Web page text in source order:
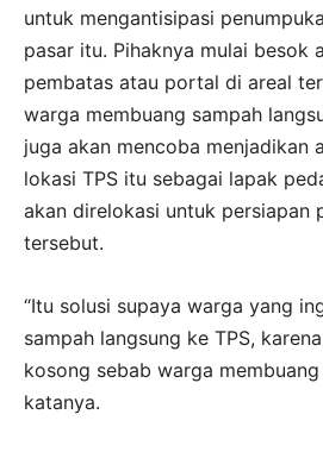
untuk mengantisipasi
pasar itu. Pihaknya mulai besok
pembatas atau portal di areal
warga membuang sampah
juga akan mencoba menjadikan
lokasi TPS itu sebagai lapak
akan direlokasi untuk persiapan
tersebut.
“Itu solusi supaya warga yang
sampah langsung ke TPS,
kosong sebab warga membuang
katanya.